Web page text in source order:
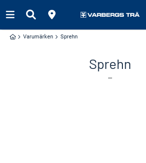
Varumärken Sprehn
Sprehn